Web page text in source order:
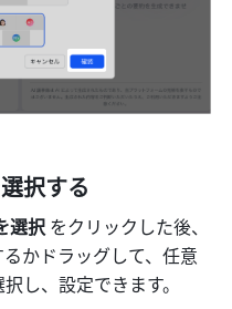
択する
選択 をクリックした後、
かドラッグして、任意
し、設定できます。